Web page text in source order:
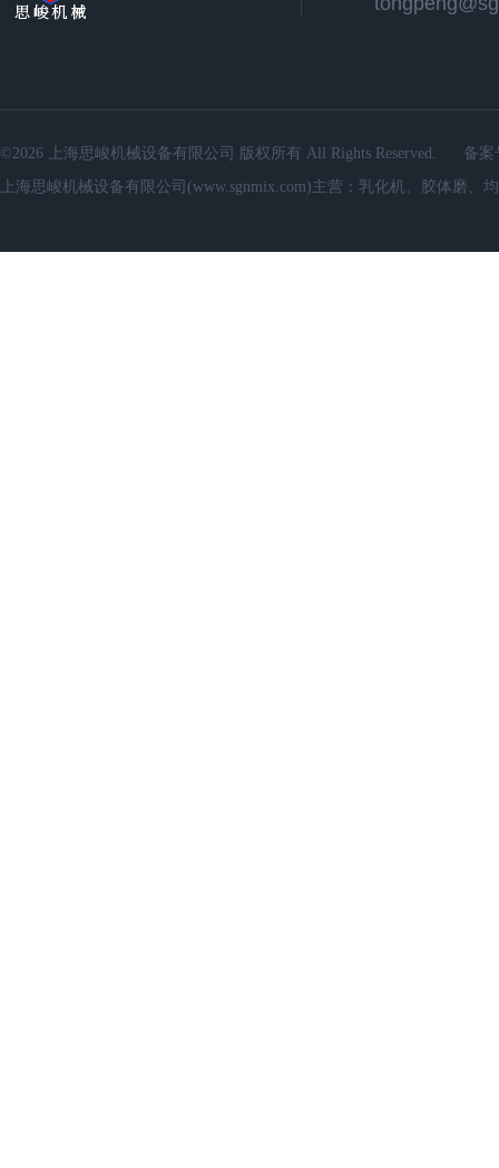
©2026 上海思峻机械设备有限公司 版权所有 All Rights Reserved.
备案
上海思峻机械设备有限公司(www.sgnmix.com)主营：乳化机、胶体磨